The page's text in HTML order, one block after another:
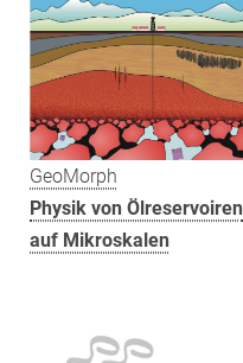
GeoMorph
Physik von Ölreservoiren
auf Mikroskalen